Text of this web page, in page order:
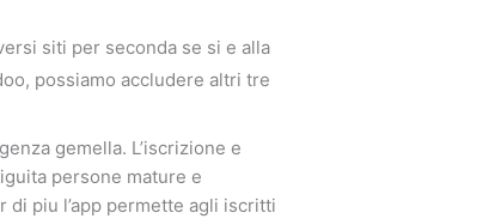
siti per seconda se si e alla
possiamo accludere altri tre
gemella. L’iscrizione e
persone mature e
piu l’app permette agli iscritti